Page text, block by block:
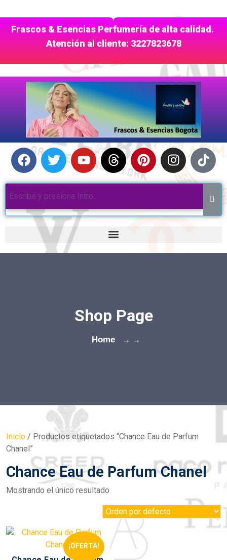
Frascos & Esencias Perfumería de alta calidad.
Atención al cliente: 3227823678
Shop Page
Home → →
Inicio / Productos etiquetados “Chance Eau de Parfum
Chanel”
Chance Eau de Parfum Chanel
Mostrando el único resultado
¡OFERTA!